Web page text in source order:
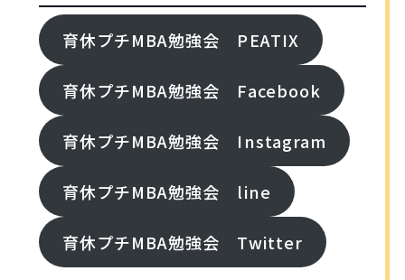
育休プチMBA勉強会 PEATIX
育休プチMBA勉強会 Facebook
育休プチMBA勉強会 Instagram
育休プチMBA勉強会 line
育休プチMBA勉強会 Twitter